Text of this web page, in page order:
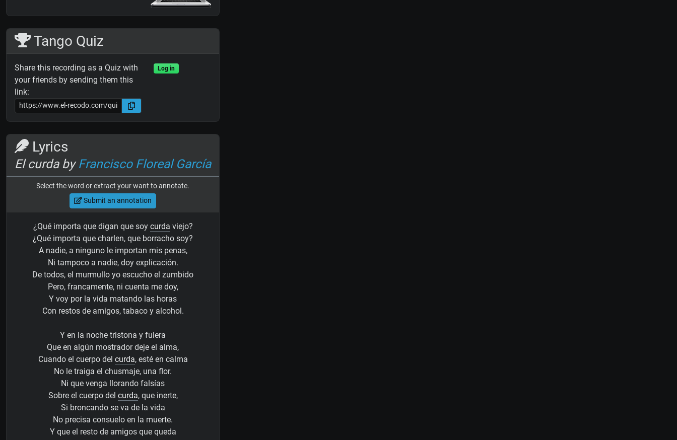
Tango Quiz
Share this recording as a Quiz with
your friends by sending them this
link:
Log in
Lyrics
El curda byFrancisco Floreal García
Select the word or extract your want to annotate.
Submit an annotation
¿Qué importa que digan que soy curda viejo?
¿Qué importa que charlen, que borracho soy?
A nadie, a ninguno le importan mis penas,
Ni tampoco a nadie, doy explicación.
De todos, el murmullo yo escucho el zumbido
Pero, francamente, ni cuenta me doy,
Y voy por la vida matando las horas
Con restos de amigos, tabaco y alcohol.
Y en la noche tristona y fulera
Que en algún mostrador deje el alma,
Cuando el cuerpo del curda, esté en calma
No le traiga el chusmaje, una flor.
Ni que venga llorando falsías
Sobre el cuerpo del curda, que inerte,
Si broncando se va de la vida
No precisa consuelo en la muerte.
Y que el resto de amigos que queda